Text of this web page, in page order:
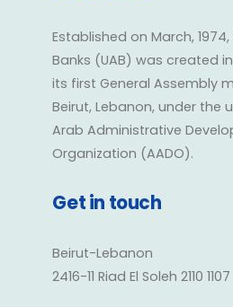
Established on March,
Banks (UAB) was created
its first General Assembly
Beirut, Lebanon, under the
Arab Administrative
Organization (AADO).
Get in touch
Beirut-Lebanon
2416-11 Riad El Soleh 2110 1107